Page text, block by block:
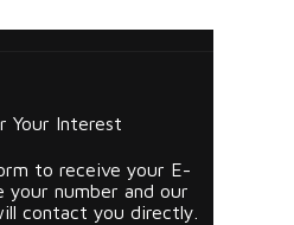
Your Interest
to receive your E-
your number and our
contact you directly.